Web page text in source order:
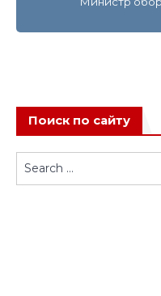
Поиск по сайту
Search
for: